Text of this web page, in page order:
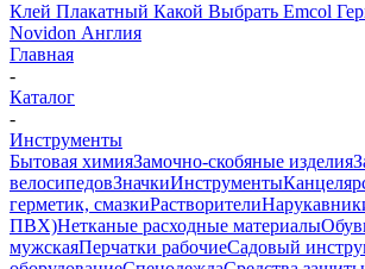
Клей Плакатный Какой Выбрать Emcol
Novidon Англия
Главная
-
Каталог
-
Инструменты
Бытовая химияЗамочно-скобяные изделия
велосипедовЗначкиИнструменты
герметик, смазкиРастворители
ПВХ)Нетканые расходные материалы
мужскаяПерчатки рабочиеСадовый